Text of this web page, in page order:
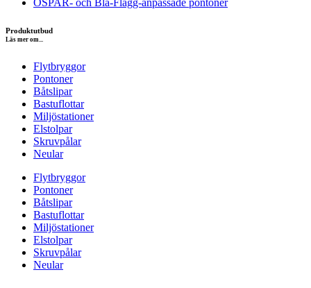
OSPAR- och Blå-Flagg-anpassade pontoner
Produktutbud
Läs mer om...
Flytbryggor
Pontoner
Båtslipar
Bastuflottar
Miljöstationer
Elstolpar
Skruvpålar
Neular
Flytbryggor
Pontoner
Båtslipar
Bastuflottar
Miljöstationer
Elstolpar
Skruvpålar
Neular